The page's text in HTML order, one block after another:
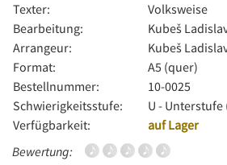
Texter:
Volksweise
Bearbeitung:
Kubeš
Arrangeur:
Kubeš
Format:
A5 (quer)
Bestellnummer:
10-0025
Schwierigkeitsstufe:
U - Unterstufe
Verfügbarkeit:
auf Lager
Bewertung: